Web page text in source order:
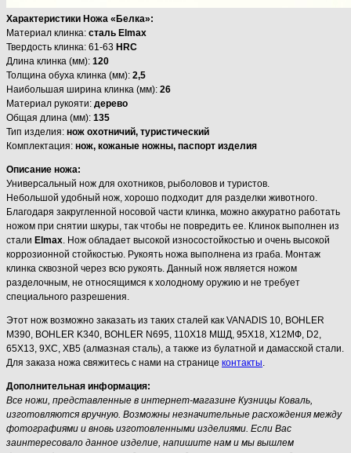
Характеристики Ножа «Белка»:
Материал клинка: сталь Elmax
Твердость клинка: 61-63 HRC
Длина клинка (мм): 120
Толщина обуха клинка (мм): 2,5
Наибольшая ширина клинка (мм): 26
Материал рукояти: дерево
Общая длина (мм): 135
Тип изделия: нож охотничий, туристический
Комплектация: нож, кожаные ножны, паспорт изделия
Описание ножа:
Универсальный нож для охотников, рыболовов и туристов.
Небольшой удобный нож, хорошо подходит для разделки животного.
Благодаря закругленной носовой части клинка, можно аккуратно работать
ножом при снятии шкуры, так чтобы не повредить ее. Клинок выполнен из
стали Elmax. Нож обладает высокой износостойкостью и очень высокой
коррозионной стойкостью. Рукоять ножа выполнена из граба. Монтаж
клинка сквозной через всю рукоять. Данный нож является ножом
разделочным, не относящимся к холодному оружию и не требует
специального разрешения.
Этот нож возможно заказать из таких сталей как VANADIS 10, BOHLER
M390, BOHLER K340, BOHLER N695, 110Х18 МШД, 95Х18, Х12МФ, D2,
65Х13, 9ХС, ХВ5 (алмазная сталь), а также из булатной и дамасской стали.
Для заказа ножа свяжитесь с нами на странице контакты.
Дополнительная информация:
Все ножи, представленные в интернет-магазине Кузницы Коваль,
изготовляются вручную. Возможны незначительные расхождения между
фотографиями и вновь изготовленными изделиями. Если Вас
заинтересовало данное изделие, напишите нам и мы вышлем